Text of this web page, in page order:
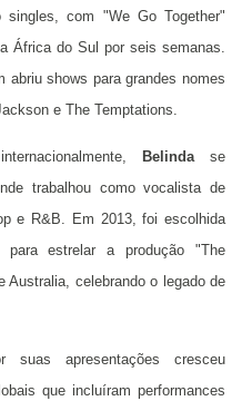
singles, com "We Go Together"
África do Sul por seis semanas.
abriu shows para grandes nomes
e The Temptations.
Belindase
trabalhou como vocalista de
e R&B. Em 2013, foi escolhida
para estrelar a produção "The
celebrando o legado de
suas apresentações cresceu
que incluíram performances